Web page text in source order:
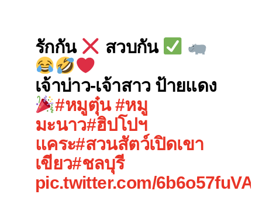
รักกัน
สวบกัน
เจ้าบ่าว-เจ้าสาว ป้ายแดง
#หมูตุ๋น #หมู
มะนาว#ฮิปโปฯ
แคระ#สวนสัตว์เปิดเขา
เขียว#ชลบุรี
pic.twitter.com/6b6o57fuVA